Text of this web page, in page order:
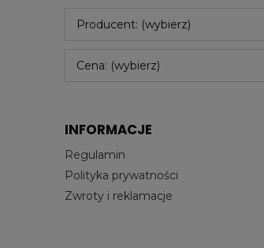
Producent: (wybierz)
Cena: (wybierz)
INFORMACJE
Regulamin
Polityka prywatności
Zwroty i reklamacje